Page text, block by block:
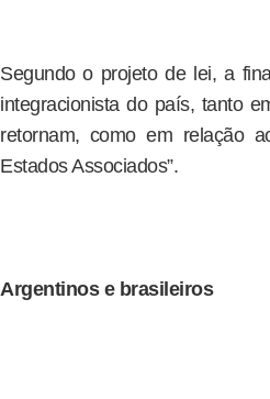
Segundo o projeto de lei, a
integracionista do país, tanto
retornam, como em relação
Estados Associados”.
Argentinos e brasileiros